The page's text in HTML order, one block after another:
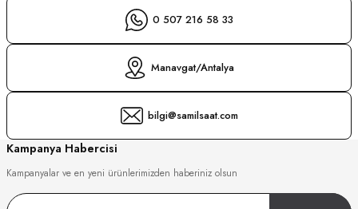
0 507 216 58 33
Manavgat/Antalya
bilgi@samilsaat.com
Kampanya Habercisi
Kampanyalar ve en yeni ürünlerimizden haberiniz olsun